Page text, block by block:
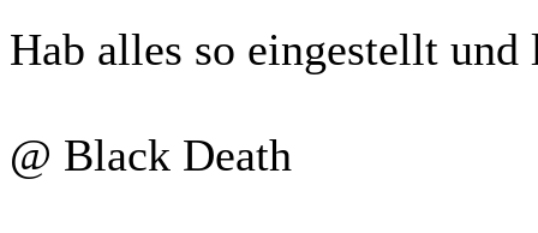
Hab alles so eingestellt
@ Black Death